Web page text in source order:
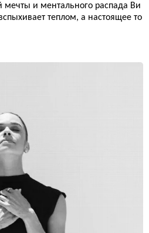
и ментального распада Ви
теплом, а настоящее то